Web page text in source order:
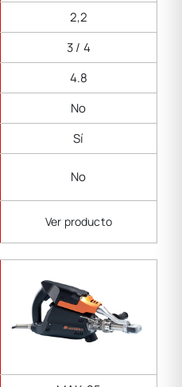
2,2
3 / 4
4.8
No
Sí
No
Ver producto